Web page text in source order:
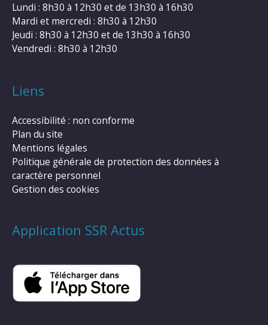
Lundi : 8h30 à 12h30 et de 13h30 à 16h30
Mardi et mercredi : 8h30 à 12h30
Jeudi : 8h30 à 12h30 et de 13h30 à 16h30
Vendredi : 8h30 à 12h30
Liens
Accessibilité : non conforme
Plan du site
Mentions légales
Politique générale de protection des données à
caractère personnel
Gestion des cookies
Application SSR Actus